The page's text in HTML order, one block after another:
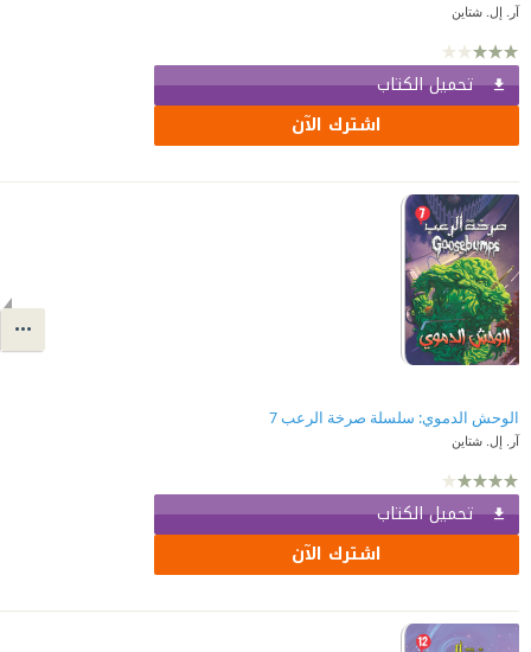
آر. إل. شتاين
تحميل الكتاب
اشترك الآن
الوحش الدموي: سلسلة صرخة الرعب 7
آر. إل. شتاين
تحميل الكتاب
اشترك الآن